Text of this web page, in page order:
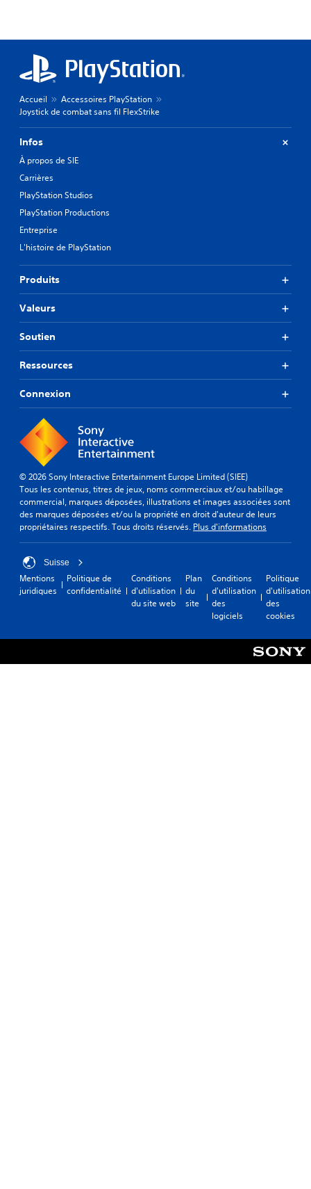
Accueil
Accessoires PlayStation
Joystick de combat sans fil FlexStrike
Infos
À propos de SIE
Carrières
PlayStation Studios
PlayStation Productions
Entreprise
L'histoire de PlayStation
Produits
Valeurs
Soutien
Ressources
Connexion
© 2026 Sony Interactive Entertainment Europe Limited (SIEE)
Tous les contenus, titres de jeux, noms commerciaux et/ou habillage
commercial, marques déposées, illustrations et images associées sont
des marques déposées et/ou la propriété en droit d'auteur de leurs
propriétaires respectifs. Tous droits réservés. Plus d'informations
Suisse
Mentions
juridiques
Politique de
confidentialité
Conditions
d'utilisation
du site web
Plan
du
site
Conditions
d'utilisation
des
logiciels
Politique
d'utilisation
des
cookies